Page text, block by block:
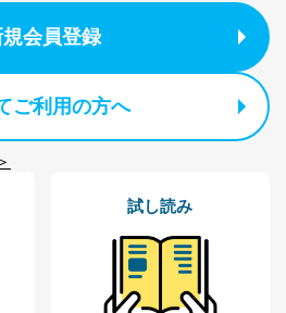
部として個人情報の取扱いを委
を開示することがあります。
具体的には以下のような企業です
せん。
ーサポート支援会社 、クレジッ
の決済代行・料金回収会社、広
出版物発売元、卸売会社、販売
給者、梱包会社、配送会社、新聞
・配送・配達会社
「開示」「訂正」等の請求につ
会員登録
ご利用の方へ
試し読み